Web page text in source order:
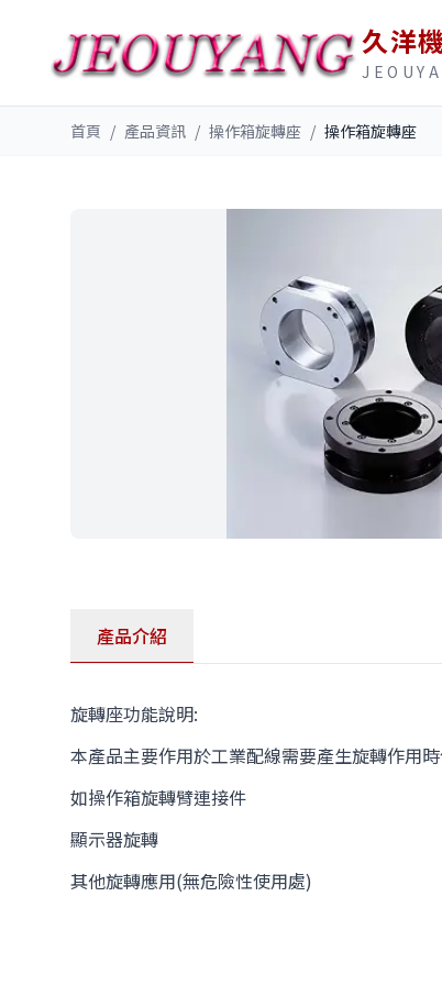
久洋
首頁 / 產品資訊 / 操作箱旋轉座 / 操作箱旋轉座
產品介紹
旋轉座功能說明:
本產品主要作用於工業配線需要產生旋轉作用
如操作箱旋轉臂連接件
顯示器旋轉
其他旋轉應用(無危險性使用處)